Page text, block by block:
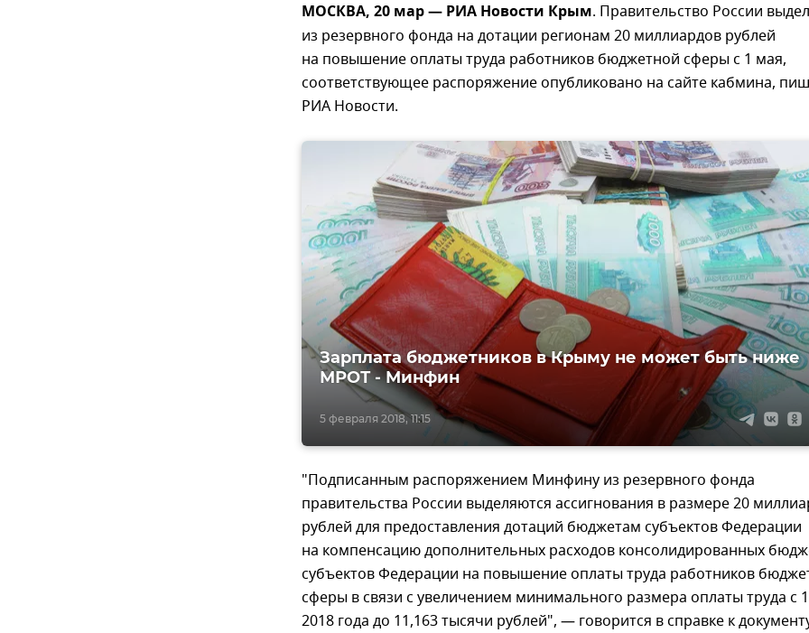
МОСКВА, 20 мар — РИА Новости Крым. Правительство России
из резервного фонда на дотации регионам 20 миллиардов рублей
на повышение оплаты труда работников бюджетной сферы с 1 мая,
соответствующее распоряжение опубликовано на сайте кабмина,
РИА Новости.
5 февраля 2018, 11:15
Зарплата бюджетников в Крыму не может быть ниже
МРОТ - Минфин
"Подписанным распоряжением Минфину из резервного фонда
правительства России выделяются ассигнования в размере 20
рублей для предоставления дотаций бюджетам субъектов Федерации
на компенсацию дополнительных расходов консолидированных
субъектов Федерации на повышение оплаты труда работников
сферы в связи с увеличением минимального размера оплаты труда с
2018 года до 11,163 тысячи рублей", — говорится в справке к